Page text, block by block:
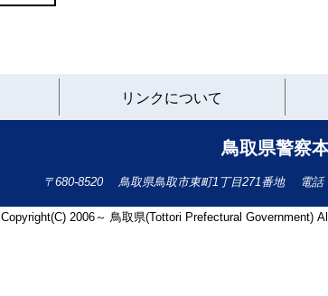
と
へ
リンクについて
鳥取県警察
〒680-8520 鳥取県鳥取市東町1丁目271番地電話・
Copyright(C) 2006～ 鳥取県(Tottori Prefectural Government)